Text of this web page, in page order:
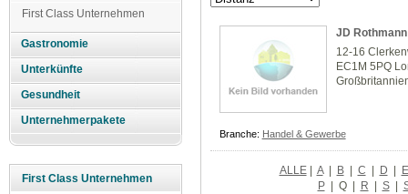
First Class Unternehmen
Gastronomie
Unterkünfte
Gesundheit
Unternehmerpakete
First Class Unternehmen
JD
12-16
EC1M 5PQ
Branche: Handel & Gewerbe
ALLE| A | B | C | D | E
P | Q | R | S |